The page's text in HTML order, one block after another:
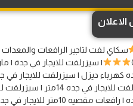
سكاي لفت لتاجير الرافعات والمعدات
| سيزرلفت للايجار في جدة |
للايجار في جده | رافعات